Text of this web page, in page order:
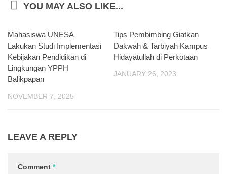
YOU MAY ALSO LIKE...
Mahasiswa UNESA
Lakukan Studi Implementasi
Kebijakan Pendidikan di
Lingkungan YPPH
Balikpapan
NOVEMBER 7, 2025
Tips Pembimbing Giatkan
Dakwah & Tarbiyah Kampus
Hidayatullah di Perkotaan
JANUARY 26, 2023
LEAVE A REPLY
Comment *